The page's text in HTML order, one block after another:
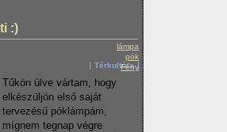
:)
lámpa
pók
Fény
Térkultúra
Tűkön ülve vártam, hogy
elkészüljön első saját
tervezésű póklámpám,
mígnem tegnap végre